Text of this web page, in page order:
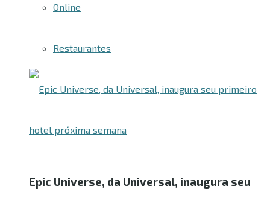
Online
Restaurantes
Epic Universe, da Universal, inaugura seu